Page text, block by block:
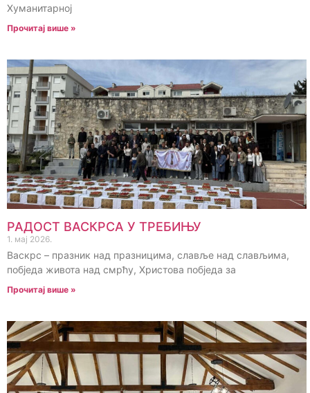
Хуманитарној
Прочитај више »
РАДОСТ ВАСКРСА У ТРЕБИЊУ
1. мај 2026.
Васкрс – празник над празницима, славље над слављима,
побједа живота над смрћу, Христова побједа за
Прочитај више »